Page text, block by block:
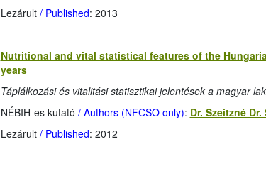
Lezárult/ Published: 2013
Nutritional and vital statistical features of the
years
Táplálkozási és vitalitási statisztikai jelentések a magyar
NÉBIH-es kutató / Authors (NFCSO only): Dr. Szeitzné
Lezárult/ Published: 2012